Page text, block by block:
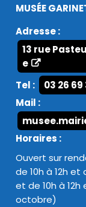
MUSÉE
Adresse :
13 rue
e
Tel :
03 26 69
Mail :
Horaires :
Ouvert sur
de 10h à 12h et
et de 10h à 12h
octobre)